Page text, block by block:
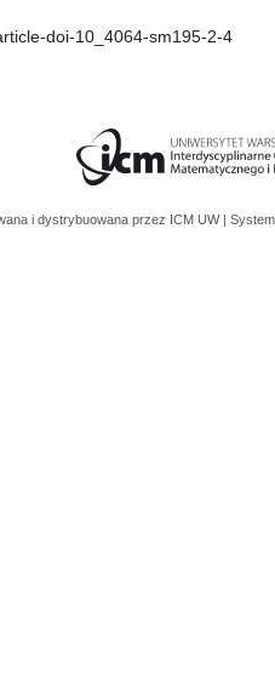
doi-10_4064-sm195-2-4
i dystrybuowana przez ICM UW |